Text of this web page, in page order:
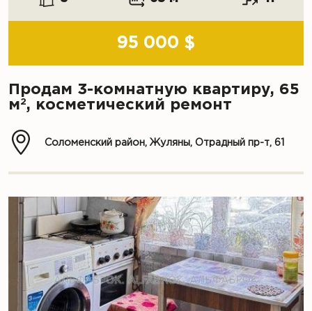
95 000 $
Продам 3-комнатную квартиру, 65
м2, косметический ремонт
Соломенский район, Жуляны, Отрадный пр-т, 61